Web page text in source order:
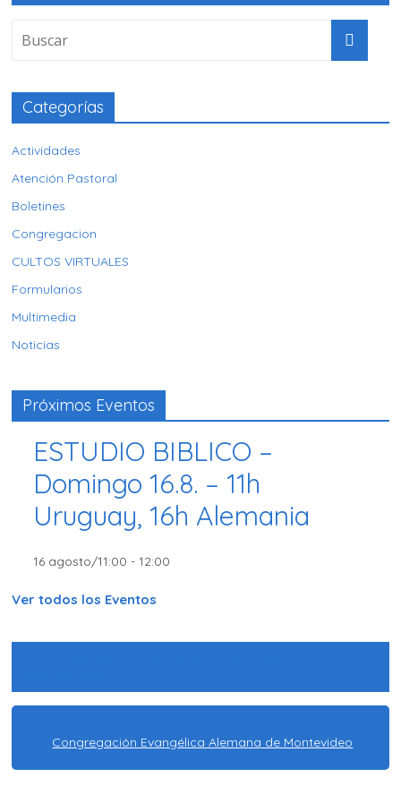
Categorías
Actividades
Atención Pastoral
Boletines
Congregacion
CULTOS VIRTUALES
Formularios
Multimedia
Noticias
Próximos Eventos
ESTUDIO BIBLICO –
Domingo 16.8. – 11h
Uruguay, 16h Alemania
16 agosto/11:00 -12:00
Ver todos los Eventos
Congregación Evangélica Alemana de Montevideo